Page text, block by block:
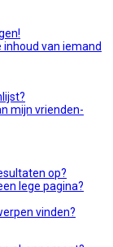
van iemand
mijn vrienden-
op?
lege pagina?
vinden?